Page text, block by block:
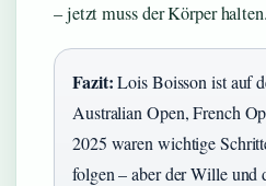
– jetzt muss der Körper halten.
Fazit:Lois Boisson ist auf
Australian Open, French
2025 waren wichtige
folgen – aber der Wille und